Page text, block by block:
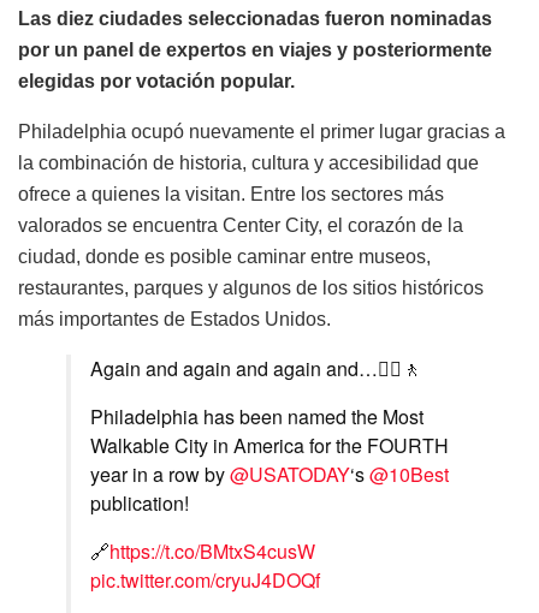
Las diez ciudades seleccionadas fueron nominadas
por un panel de expertos en viajes y posteriormente
elegidas por votación popular.
Philadelphia ocupó nuevamente el primer lugar gracias a
la combinación de historia, cultura y accesibilidad que
ofrece a quienes la visitan. Entre los sectores más
valorados se encuentra Center City, el corazón de la
ciudad, donde es posible caminar entre museos,
restaurantes, parques y algunos de los sitios históricos
más importantes de Estados Unidos.
Again and again and again and…🚶‍♀️🚶
Philadelphia has been named the Most
Walkable City in America for the FOURTH
year in a row by@USATODAY‘s@10Best
publication!
🔗https://t.co/BMtxS4cusW
pic.twitter.com/cryuJ4DOQf